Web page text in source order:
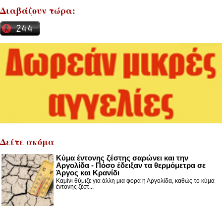
Διαβάζουν τώρα:
Δείτε ακόμα
Κύμα έντονης ζέστης σαρώνει και την
Αργολίδα - Πόσο έδειξαν τα θερμόμετρα σε
Άργος και Κρανίδι
Καμίνι θύμιζε για άλλη μια φορά η Αργολίδα, καθώς το κύμα
έντονης ζέστ...